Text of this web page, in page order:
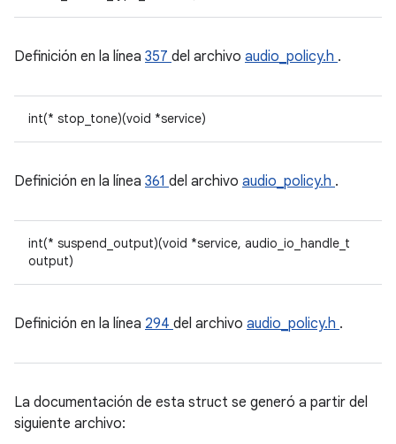
Definición en la línea 357 del archivo audio_policy.h .
int(* stop_tone)(void *service)
Definición en la línea 361 del archivo audio_policy.h .
int(* suspend_output)(void *service, audio_io_handle_t
output)
Definición en la línea 294 del archivo audio_policy.h .
La documentación de esta struct se generó a partir del
siguiente archivo: